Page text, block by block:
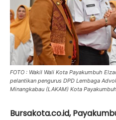
FOTO : Wakil Wali Kota Payakumbuh
pelantikan pengurus DPD Lembaga
Minangkabau (LAKAM) Kota Payakumbuh
Bursakota.co.id,